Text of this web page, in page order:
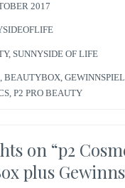
2017
, SUNNYSIDE OF LIFE
,BEAUTYBOX ,GEWINNSPIEL
,P2 PRO BEAUTY
on “p2
plus